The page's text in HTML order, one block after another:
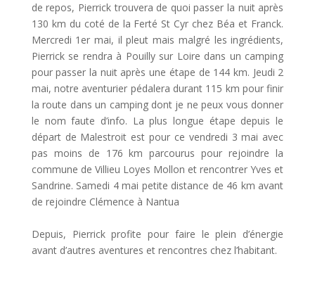
de repos, Pierrick trouvera de quoi passer la nuit après
130 km du coté de la Ferté St Cyr chez Béa et Franck.
Mercredi 1er mai, il pleut mais malgré les ingrédients,
Pierrick se rendra à Pouilly sur Loire dans un camping
pour passer la nuit après une étape de 144 km. Jeudi 2
mai, notre aventurier pédalera durant 115 km pour finir
la route dans un camping dont je ne peux vous donner
le nom faute d’info. La plus longue étape depuis le
départ de Malestroit est pour ce vendredi 3 mai avec
pas moins de 176 km parcourus pour rejoindre la
commune de Villieu Loyes Mollon et rencontrer Yves et
Sandrine. Samedi 4 mai petite distance de 46 km avant
de rejoindre Clémence à Nantua
Depuis, Pierrick profite pour faire le plein d’énergie
avant d’autres aventures et rencontres chez l’habitant.